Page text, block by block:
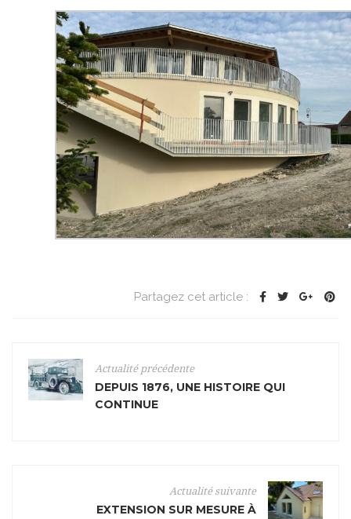
Partagez cet article :
Actualité précédente
DEPUIS 1876, UNE HISTOIRE QUI
CONTINUE
Actualité suivante
EXTENSION SUR MESURE À